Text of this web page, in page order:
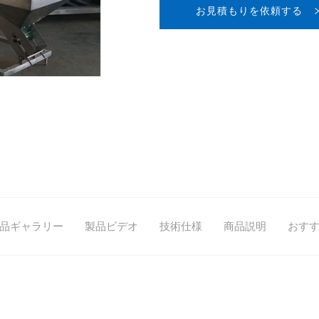
お見積もりを依頼する
ギャラリー 製品ビデオ 技術仕様 商品説明 おす